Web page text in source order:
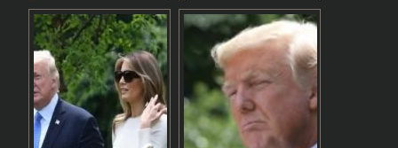
CHANTAL BIYA A
VOULU CACHER AUX
CAMEROUNAIS
Trump